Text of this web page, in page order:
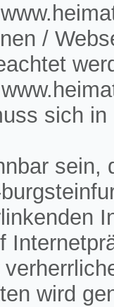
/
sich
sein,
wird